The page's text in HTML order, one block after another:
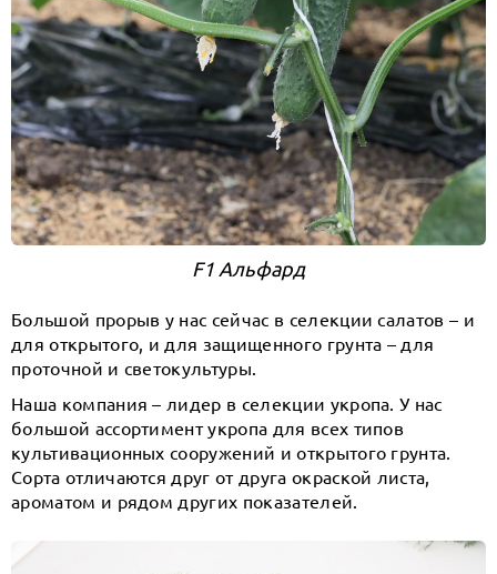
F1 Альфард
Большой прорыв у нас сейчас в селекции салатов – и
для открытого, и для защищенного грунта – для
проточной и светокультуры.
Наша компания – лидер в селекции укропа. У нас
большой ассортимент укропа для всех типов
культивационных сооружений и открытого грунта.
Сорта отличаются друг от друга окраской листа,
ароматом и рядом других показателей.